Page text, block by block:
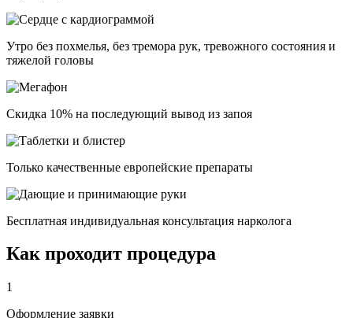
Утро без похмелья, без тремора рук, тревожного состояния и
тяжелой головы
Скидка 10% на последующий вывод из запоя
Только качественные европейские препараты
Бесплатная индивидуальная консультация нарколога
Как проходит процедура
1
Оформление заявки